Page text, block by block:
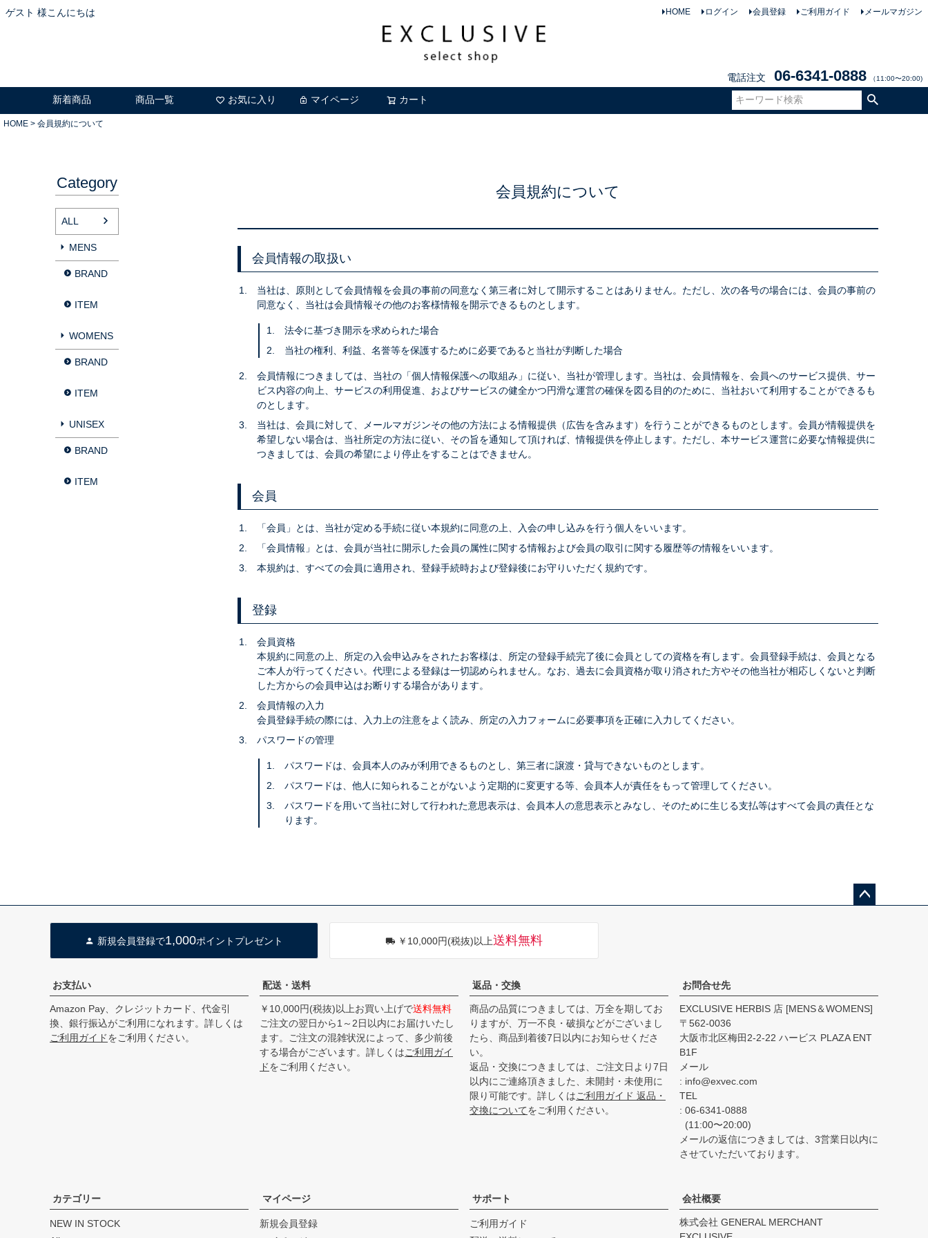
ゲスト 様こんにちは HOME ログイン 会員登録 ご利用ガイド メールマガジン
電話注文 06-6341-0888 （11:00〜20:00)
新着商品 商品一覧 お気に入り マイページ カート
HOME 会員規約について
Category
ALL
MENS
BRAND
ITEM
WOMENS
BRAND
ITEM
UNISEX
BRAND
ITEM
会員規約について
会員情報の取扱い
当社は、原則として会員情報を会員の事前の同意なく第三者に対して開示することはありません。ただし、次の各号の場合には、会員の事前の
同意なく、当社は会員情報その他のお客様情報を開示できるものとします。
法令に基づき開示を求められた場合
当社の権利、利益、名誉等を保護するために必要であると当社が判断した場合
会員情報につきましては、当社の「個人情報保護への取組み」に従い、当社が管理します。当社は、会員情報を、会員へのサービス提供、サー
ビス内容の向上、サービスの利用促進、およびサービスの健全かつ円滑な運営の確保を図る目的のために、当社おいて利用することができるも
のとします。
当社は、会員に対して、メールマガジンその他の方法による情報提供（広告を含みます）を行うことができるものとします。会員が情報提供を
希望しない場合は、当社所定の方法に従い、その旨を通知して頂ければ、情報提供を停止します。ただし、本サービス運営に必要な情報提供に
つきましては、会員の希望により停止をすることはできません。
会員
「会員」とは、当社が定める手続に従い本規約に同意の上、入会の申し込みを行う個人をいいます。
「会員情報」とは、会員が当社に開示した会員の属性に関する情報および会員の取引に関する履歴等の情報をいいます。
本規約は、すべての会員に適用され、登録手続時および登録後にお守りいただく規約です。
登録
会員資格
本規約に同意の上、所定の入会申込みをされたお客様は、所定の登録手続完了後に会員としての資格を有します。会員登録手続は、会員となる
ご本人が行ってください。代理による登録は一切認められません。なお、過去に会員資格が取り消された方やその他当社が相応しくないと判断
した方からの会員申込はお断りする場合があります。
会員情報の入力
会員登録手続の際には、入力上の注意をよく読み、所定の入力フォームに必要事項を正確に入力してください。
パスワードの管理
パスワードは、会員本人のみが利用できるものとし、第三者に譲渡・貸与できないものとします。
パスワードは、他人に知られることがないよう定期的に変更する等、会員本人が責任をもって管理してください。
パスワードを用いて当社に対して行われた意思表示は、会員本人の意思表示とみなし、そのために生じる支払等はすべて会員の責任とな
ります。
新規会員登録で1,000ポイントプレゼント ￥10,000円(税抜)以上送料無料
お支払い
Amazon Pay、クレジットカード、代金引
換、銀行振込がご利用になれます。詳しくは
ご利用ガイドをご利用ください。
配送・送料
￥10,000円(税抜)以上お買い上げで送料無料
ご注文の翌日から1～2日以内にお届けいたし
ます。ご注文の混雑状況によって、多少前後
する場合がございます。詳しくはご利用ガイ
ドをご利用ください。
返品・交換
商品の品質につきましては、万全を期してお
りますが、万一不良・破損などがございまし
たら、商品到着後7日以内にお知らせくださ
い。
返品・交換につきましては、ご注文日より7日
以内にご連絡頂きました、未開封・未使用に
限り可能です。詳しくはご利用ガイド 返品・
交換についてをご利用ください。
お問合せ先
EXCLUSIVE HERBIS 店 [MENS＆WOMENS]
562-0036
大阪市北区梅田2-2-22 ハービス PLAZA ENT
B1F
メール
info@exvec.com
TEL
06-6341-0888
(11:00〜20:00)
メールの返信につきましては、3営業日以内に
させていただいております。
カテゴリー
NEW IN STOCK
マイページ
新規会員登録
サポート
ご利用ガイド
会社概要
株式会社 GENERAL MERCHANT